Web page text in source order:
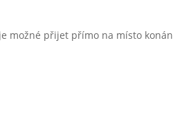
možné přijet přímo na místo